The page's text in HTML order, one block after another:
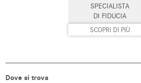
Sistema di riconoscimento della
SPECIALISTA
DI FIDUCIA
SCOPRI DI PIÙ
Dove si trova